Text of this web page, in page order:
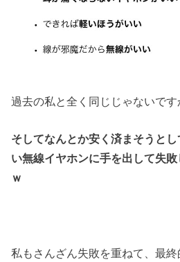
過去の私と全く同じじゃないです
そしてなんとか安く済まそうと
い無線イヤホンに手を出して失
ｗ
私もさんざん失敗を重ねて、最